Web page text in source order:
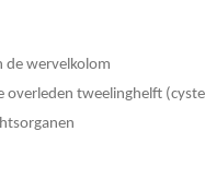
de wervelkolom
overleden tweelinghelft